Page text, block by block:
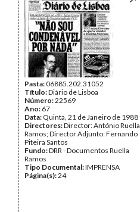
Pasta:06885.202.31052
Título:Diário de Lisboa
Número:22569
Ano: 67
Data: Quinta, 21 de Janeiro de 1988
Directores:Director: António Ruella
Ramos; Director Adjunto: Fernando
Piteira Santos
Fundo:DRR - Documentos Ruella
Ramos
Tipo Documental:IMPRENSA
Página(s):24